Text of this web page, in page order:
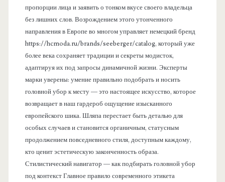
пропорции лица и заявить о тонком вкусе своего владельца
без лишних слов. Возрождением этого утонченного
направления в Европе во многом управляет немецкий бренд
https://hcmoda.ru/brands/seeberger/catalog, который уже
более века сохраняет традиции и секреты модисток,
адаптируя их под запросы динамичной жизни. Эксперты
марки уверены: умение правильно подобрать и носить
головной убор к месту — это настоящее искусство, которое
возвращает в наш гардероб ощущение изысканного
европейского шика. Шляпа перестает быть деталью для
особых случаев и становится органичным, статусным
продолжением повседневного стиля, доступным каждому,
кто ценит эстетическую законченность образа.
Стилистический навигатор — как подбирать головной убор
под контекст Главное правило современного этикета